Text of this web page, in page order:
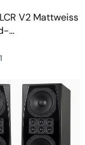
V2 Mattweiss
mit